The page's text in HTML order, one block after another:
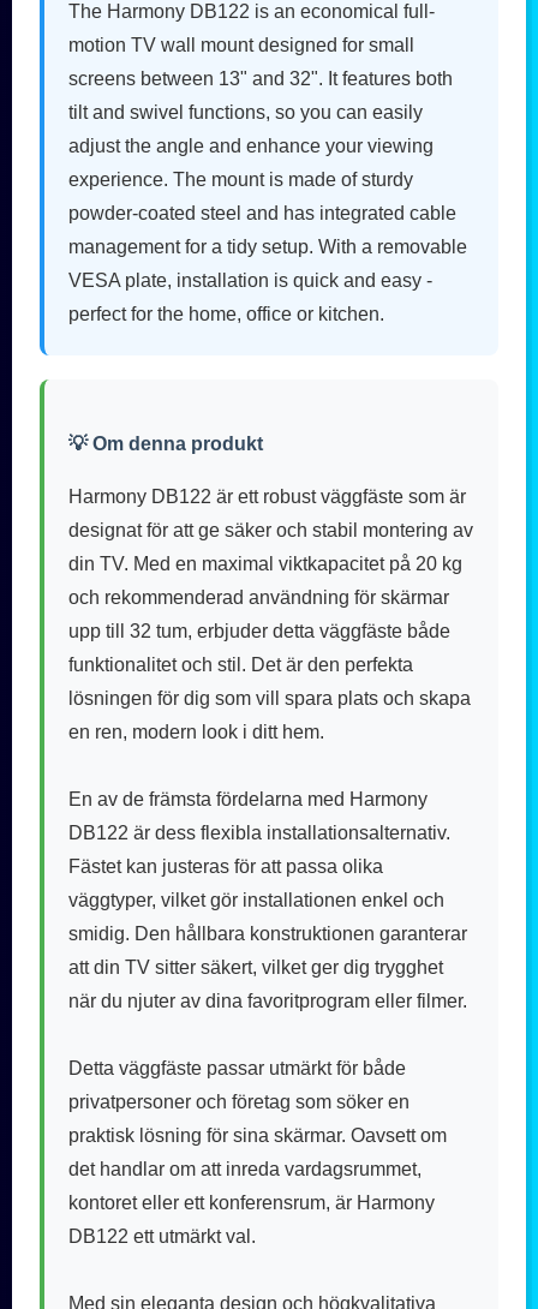
The Harmony DB122 is an economical full-
motion TV wall mount designed for small
screens between 13" and 32". It features both
tilt and swivel functions, so you can easily
adjust the angle and enhance your viewing
experience. The mount is made of sturdy
powder-coated steel and has integrated cable
management for a tidy setup. With a removable
VESA plate, installation is quick and easy -
perfect for the home, office or kitchen.
💡 Om denna produkt
Harmony DB122 är ett robust väggfäste som är
designat för att ge säker och stabil montering av
din TV. Med en maximal viktkapacitet på 20 kg
och rekommenderad användning för skärmar
upp till 32 tum, erbjuder detta väggfäste både
funktionalitet och stil. Det är den perfekta
lösningen för dig som vill spara plats och skapa
en ren, modern look i ditt hem.
En av de främsta fördelarna med Harmony
DB122 är dess flexibla installationsalternativ.
Fästet kan justeras för att passa olika
väggtyper, vilket gör installationen enkel och
smidig. Den hållbara konstruktionen garanterar
att din TV sitter säkert, vilket ger dig trygghet
när du njuter av dina favoritprogram eller filmer.
Detta väggfäste passar utmärkt för både
privatpersoner och företag som söker en
praktisk lösning för sina skärmar. Oavsett om
det handlar om att inreda vardagsrummet,
kontoret eller ett konferensrum, är Harmony
DB122 ett utmärkt val.
Med sin eleganta design och högkvalitativa